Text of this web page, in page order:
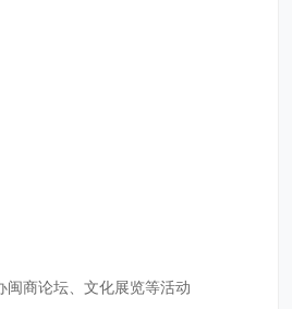
闽商论坛、文化展览等活动